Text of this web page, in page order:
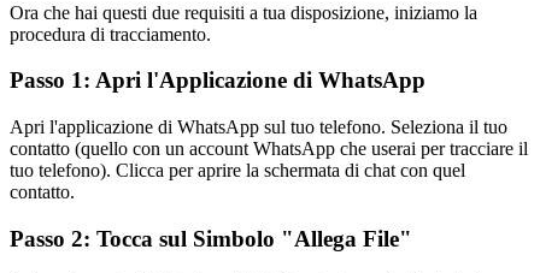
Ora che hai questi due requisiti a tua disposizione, iniziamo la
procedura di tracciamento.
Passo 1: Apri l'Applicazione di WhatsApp
Apri l'applicazione di WhatsApp sul tuo telefono. Seleziona il tuo
contatto (quello con un account WhatsApp che userai per tracciare il
tuo telefono). Clicca per aprire la schermata di chat con quel
contatto.
Passo 2: Tocca sul Simbolo "Allega File"